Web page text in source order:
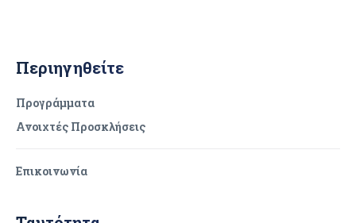
Περιηγηθείτε
Προγράμματα
Ανοιχτές Προσκλήσεις
Επικοινωνία